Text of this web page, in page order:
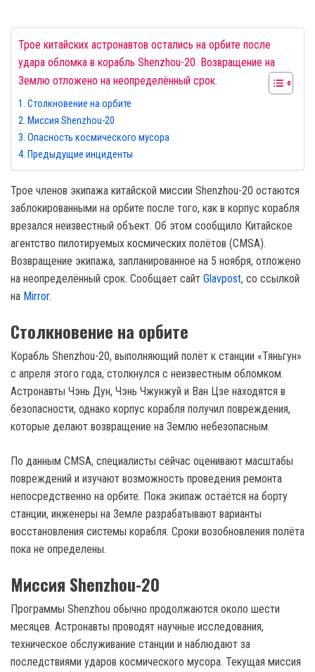
Трое китайских астронавтов остались на орбите после
удара обломка в корабль Shenzhou-20. Возвращение на
Землю отложено на неопределённый срок.
Столкновение на орбите
Миссия Shenzhou-20
Опасность космического мусора
Предыдущие инциденты
Трое членов экипажа китайской миссии Shenzhou-20 остаются
заблокированными на орбите после того, как в корпус корабля
врезался неизвестный объект. Об этом сообщило Китайское
агентство пилотируемых космических полётов (CMSA).
Возвращение экипажа, запланированное на 5 ноября, отложено
на неопределённый срок. Сообщает сайт Glavpost, со ссылкой
на Mirror.
Столкновение на орбите
Корабль Shenzhou-20, выполняющий полёт к станции «Тяньгун»
с апреля этого года, столкнулся с неизвестным обломком.
Астронавты Чэнь Дун, Чэнь Чжунжуй и Ван Цзе находятся в
безопасности, однако корпус корабля получил повреждения,
которые делают возвращение на Землю небезопасным.
По данным CMSA, специалисты сейчас оценивают масштабы
повреждений и изучают возможность проведения ремонта
непосредственно на орбите. Пока экипаж остаётся на борту
станции, инженеры на Земле разрабатывают варианты
восстановления системы корабля. Сроки возобновления полёта
пока не определены.
Миссия Shenzhou-20
Программы Shenzhou обычно продолжаются около шести
месяцев. Астронавты проводят научные исследования,
техническое обслуживание станции и наблюдают за
последствиями ударов космического мусора. Текущая миссия